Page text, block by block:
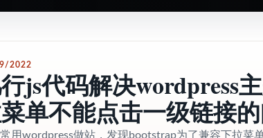
2022
js代码解决wordpress
单不能点击一级链接
用wordpress做站，发现bootstrap为了兼容下拉菜